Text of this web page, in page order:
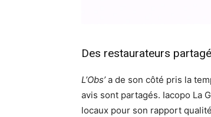
Des restaurateurs
L’Obs’a de son côté pris la
avis sont partagés. Iacopo La
locaux pour son rapport